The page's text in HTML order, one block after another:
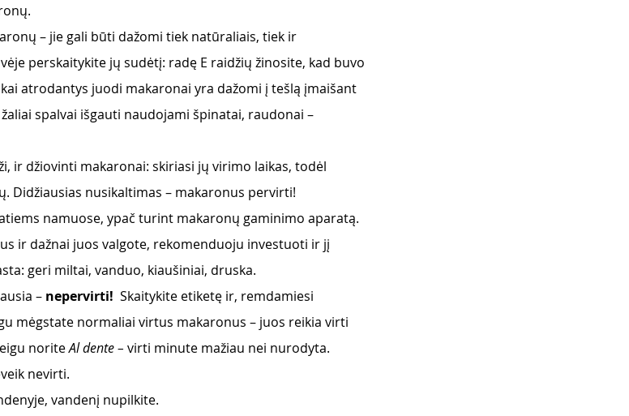
– jie gali būti dažomi tiek natūraliais, tiek ir
perskaitykite jų sudėtį: radę E raidžių žinosite, kad buvo
atrodantys juodi makaronai yra dažomi į tešlą įmaišant
spalvai išgauti naudojami špinatai, raudonai –
ir džiovinti makaronai: skiriasi jų virimo laikas, todėl
Didžiausias nusikaltimas – makaronus pervirti!
namuose, ypač turint makaronų gaminimo aparatą.
ir dažnai juos valgote, rekomenduoju investuoti ir jį
geri miltai, vanduo, kiaušiniai, druska.
– nepervirti!
  Skaitykite etiketę ir, remdamiesi
mėgstate normaliai virtus makaronus – juos reikia virti
norite Al dente – virti minute mažiau nei nurodyta.
nevirti.
vandenį nupilkite.